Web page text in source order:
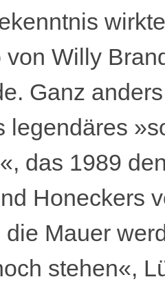
von Willy
Ganz
legendäres
das 1989
Honeckers
Mauer
stehen«,